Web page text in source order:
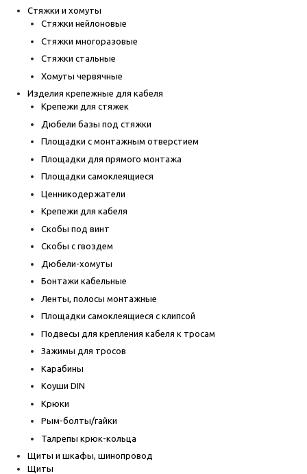
Стяжки и хомуты
Стяжки нейлоновые
Стяжки многоразовые
Стяжки стальные
Хомуты червячные
Изделия крепежные для кабеля
Крепежи для стяжек
Дюбели базы под стяжки
Площадки с монтажным отверстием
Площадки для прямого монтажа
Площадки самоклеящиеся
Ценникодержатели
Крепежи для кабеля
Скобы под винт
Скобы с гвоздем
Дюбели-хомуты
Бонтажи кабельные
Ленты, полосы монтажные
Площадки самоклеящиеся с клипсой
Подвесы для крепления кабеля к тросам
Зажимы для тросов
Карабины
Коуши DIN
Крюки
Рым-болты/гайки
Талрепы крюк-кольца
Щиты и шкафы, шинопровод
Щиты